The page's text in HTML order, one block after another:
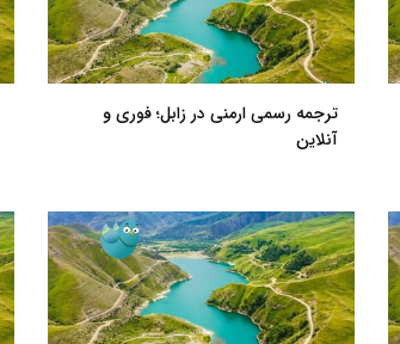
ترجمه رسمی ارمنی در زابل؛ فوری و
آنلاین